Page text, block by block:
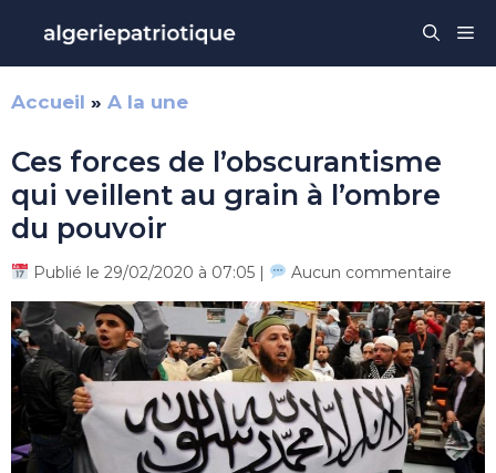
contenu
Accueil » A la une
Ces forces de l’obscurantisme
qui veillent au grain à l’ombre
du pouvoir
Publié le 29/02/2020 à 07:05 | Aucun commentaire